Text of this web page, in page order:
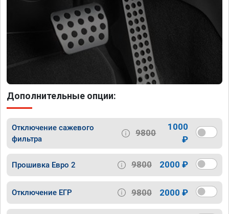
Дополнительные опции:
Отключение сажевого
фильтра
9800
1000
₽
Прошивка Евро 2 9800 2000 ₽
Отключение ЕГР 9800 2000 ₽